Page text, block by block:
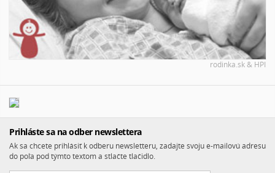
rodinka.sk & HPI
Prihláste sa na odber newslettera
Ak sa chcete prihlásiť k odberu newsletteru, zadajte svoju e-mailovú adresu
do poľa pod týmto textom a stlačte tlačidlo.